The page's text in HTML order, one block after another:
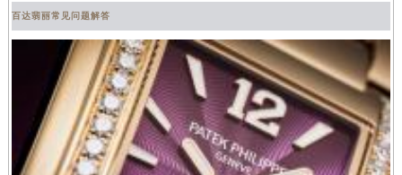
百达翡丽常见问题解答